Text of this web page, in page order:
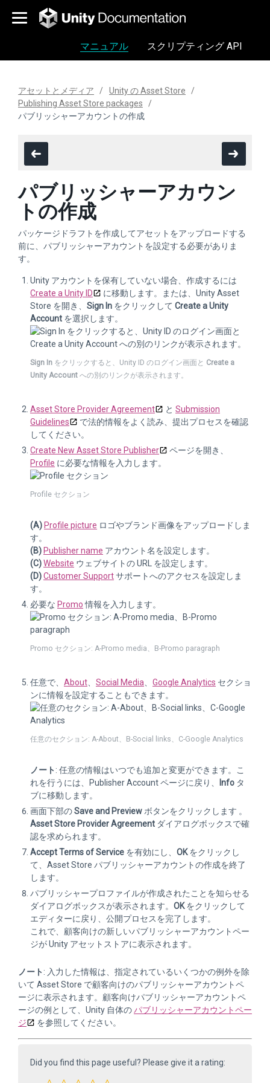
マニュアル スクリプティング API
アセットとメディア
Unity の Asset Store
Publishing Asset Store packages
パブリッシャーアカウントの作成
パブリッシャーアカウン
トの作成
パッケージドラフトを作成してアセットをアップロードする
前に、パブリッシャーアカウントを設定する必要がありま
す。
Unity アカウントを保有していない場合、作成するには
Create a Unity ID
に移動します。または、Unity Asset
Store を開き、 Sign In をクリックして Create a Unity
Account を選択します。
Sign In をクリックすると、Unity ID のログイン画面と Create a
Unity Account への別のリンクが表示されます。
Asset Store Provider Agreement と Submission
Guidelines
で法的情報をよく読み、提出プロセスを確認
してください。
Create New Asset Store Publisher
ページを開き、
Profile に必要な情報を入力します。
Profile セクション
(A) Profile picture ロゴやブランド画像をアップロードしま
す。
(B) Publisher name アカウント名を設定します。
(C)Website ウェブサイトの URL を設定します。
(D)Customer Supportサポートへのアクセスを設定しま
す。
必要な Promo情報を入力します。
Promo セクション: A-Promo media、B-Promo paragraph
任意で、 About Social Media Google Analytics セクショ
ンに情報を設定することもできます。
任意のセクション: A-About、B-Social links、C-Google Analytics
ノート : 任意の情報はいつでも追加と変更ができます。こ
れを行うには、Publisher Account ページに戻り、
Info タ
ブに移動します。
画面下部のSave and Preview ボタンをクリックします 。
Asset Store Provider Agreement ダイアログボックスで確
認を求められます。
Accept Terms of Service を有効にし、 OKをクリックし
て、Asset Store パブリッシャーアカウントの作成を終了
します。
パブリッシャープロファイルが作成されたことを知らせる
ダイアログボックスが表示されます。 OKをクリックして
エディターに戻り、公開プロセスを完了します。
これで、顧客向けの新しいパブリッシャーアカウントペー
ジが Unity アセットストアに表示されます。
ノート : 入力した情報は、指定されているいくつかの例外を除
いて Asset Store で顧客向けのパブリッシャーアカウントペ
ージに表示されます。顧客向けパブリッシャーアカウントペ
ージの例として、Unity 自体のパブリッシャーアカウントペー
ジ
を参照してください。
Did you find this page useful? Please give it a rating: